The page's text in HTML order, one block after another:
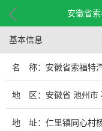
安徽省
基本信息
名 称：安徽省索福特
地 区：安徽省 池州市
地 址：仁里镇同心村